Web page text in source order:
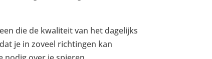
die de kwaliteit van het dagelijks
je in zoveel richtingen kan